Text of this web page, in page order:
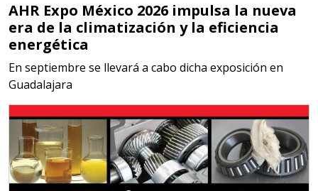
Requiere:
MATERIALES PARA SELLOS DE
BATERÍAS DE LITIO
Especificaciones:
Para vehículos eléctricos.
Requisitos: Garantizar composición
química y origen adecuados
(especialmente para grafito) y
contar con sistemas de calidad y
AHR Expo México 2026 impulsa la nueva
era de la climatización y la eficiencia
energética
En septiembre se llevará a cabo dicha exposición en
Guadalajara